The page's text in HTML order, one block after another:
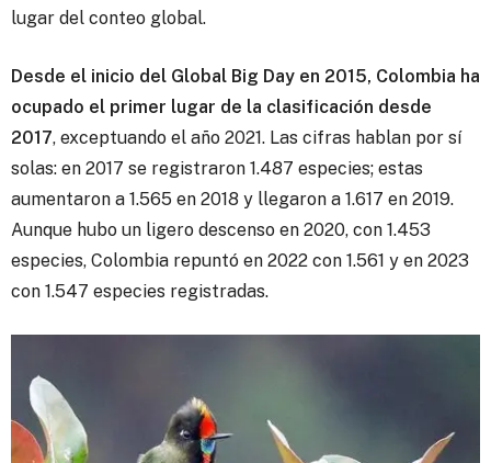
lugar del conteo global.
Desde el inicio del Global Big Day en 2015, Colombia ha
ocupado el primer lugar de la clasificación desde
2017, exceptuando el año 2021. Las cifras hablan por sí
solas: en 2017 se registraron 1.487 especies; estas
aumentaron a 1.565 en 2018 y llegaron a 1.617 en 2019.
Aunque hubo un ligero descenso en 2020, con 1.453
especies, Colombia repuntó en 2022 con 1.561 y en 2023
con 1.547 especies registradas.